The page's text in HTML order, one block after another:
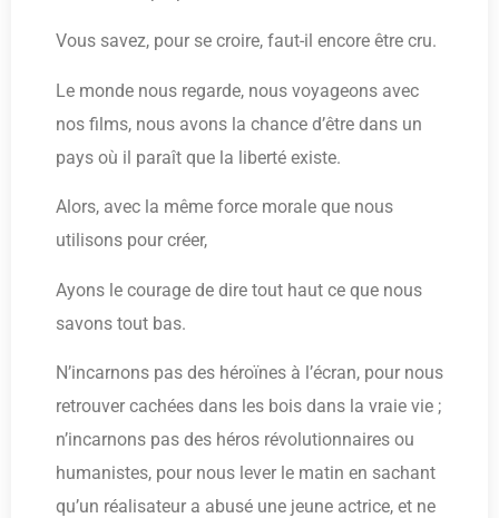
Vous savez, pour se croire, faut-il encore être cru.
Le monde nous regarde, nous voyageons avec
nos films, nous avons la chance d’être dans un
pays où il paraît que la liberté existe.
Alors, avec la même force morale que nous
utilisons pour créer,
Ayons le courage de dire tout haut ce que nous
savons tout bas.
N’incarnons pas des héroïnes à l’écran, pour nous
retrouver cachées dans les bois dans la vraie vie ;
n’incarnons pas des héros révolutionnaires ou
humanistes, pour nous lever le matin en sachant
qu’un réalisateur a abusé une jeune actrice, et ne